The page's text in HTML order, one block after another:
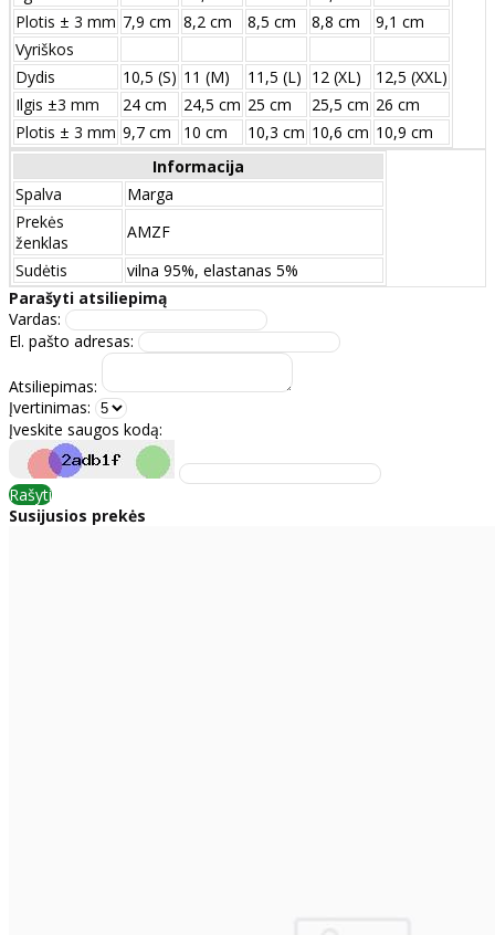
Plotis ± 3 mm 7,9 cm 8,2 cm 8,5 cm 8,8 cm
9,1 cm
Vyriškos
Dydis
10,5 (S) 11 (M) 11,5 (L) 12 (XL)
12,5 (XXL)
Ilgis ±3 mm
24 сm 24,5 сm 25 сm 25,5 сm 26 сm
Plotis ± 3 mm 9,7 сm 10 сm 10,3 сm 10,6 сm 10,9 сm
Informacija
Spalva
Marga
Prekės
ženklas
AMZF
Sudėtis
vilna 95%, elastanas 5%
Parašyti atsiliepimą
Vardas:
El. pašto adresas:
Atsiliepimas:
Įvertinimas:
Įveskite saugos kodą:
Rašyti
Susijusios prekės